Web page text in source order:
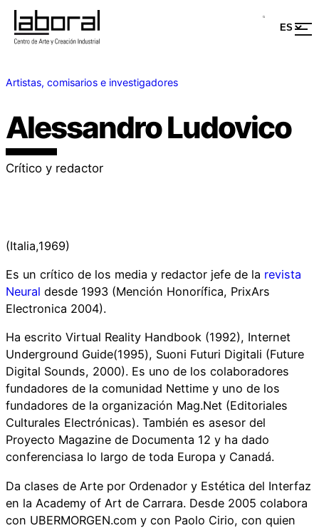
Artistas, comisarios e investigadores
Alessandro Ludovico
Crítico y redactor
(Italia,1969)
Es un crítico de los media y redactor jefe de la revista
Neural desde 1993 (Mención Honorífica, PrixArs
Electronica 2004).
Ha escrito Virtual Reality Handbook (1992), Internet
Underground Guide(1995), Suoni Futuri Digitali (Future
Digital Sounds, 2000). Es uno de los colaboradores
fundadores de la comunidad Nettime y uno de los
fundadores de la organización Mag.Net (Editoriales
Culturales Electrónicas). También es asesor del
Proyecto Magazine de Documenta 12 y ha dado
conferenciasa lo largo de toda Europa y Canadá.
Da clases de Arte por Ordenador y Estética del Interfaz
en la Academy of Art de Carrara. Desde 2005 colabora
con UBERMORGEN.com y con Paolo Cirio, con quien